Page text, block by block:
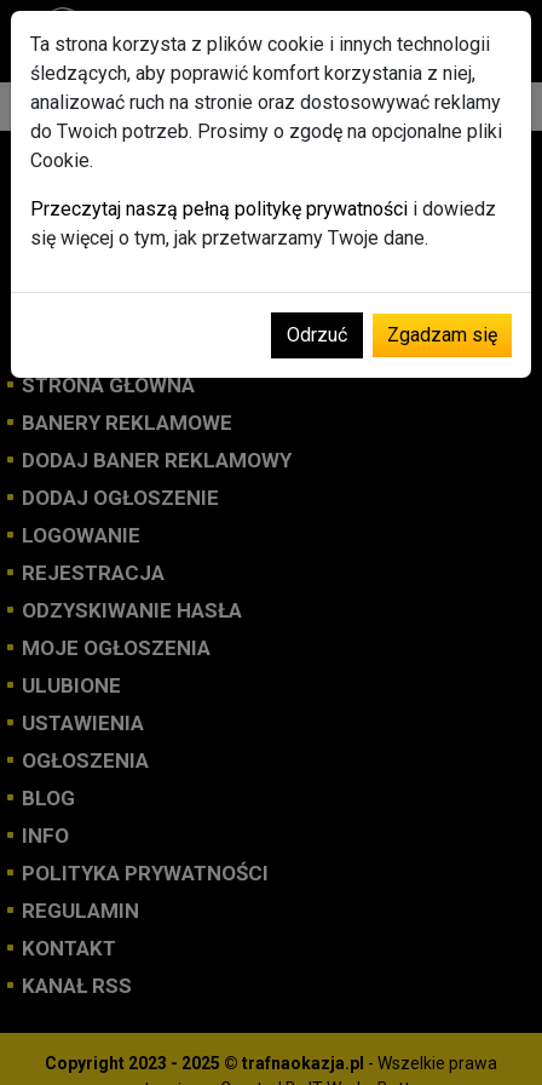
Osób online: 25
STRONA GŁÓWNA
BANERY REKLAMOWE
DODAJ BANER REKLAMOWY
DODAJ OGŁOSZENIE
LOGOWANIE
REJESTRACJA
ODZYSKIWANIE HASŁA
MOJE OGŁOSZENIA
ULUBIONE
USTAWIENIA
OGŁOSZENIA
BLOG
INFO
POLITYKA PRYWATNOŚCI
REGULAMIN
KONTAKT
KANAŁ RSS
Copyright 2023 - 2025 © trafnaokazja.pl - Wszelkie prawa
Ta strona korzysta z plików cookie i innych technologii
śledzących, aby poprawić komfort korzystania z niej,
analizować ruch na stronie oraz dostosowywać reklamy
do Twoich potrzeb. Prosimy o zgodę na opcjonalne pliki
Cookie.
Przeczytaj naszą pełną politykę prywatności i dowiedz
się więcej o tym, jak przetwarzamy Twoje dane.
Odrzuć Zgadzam się